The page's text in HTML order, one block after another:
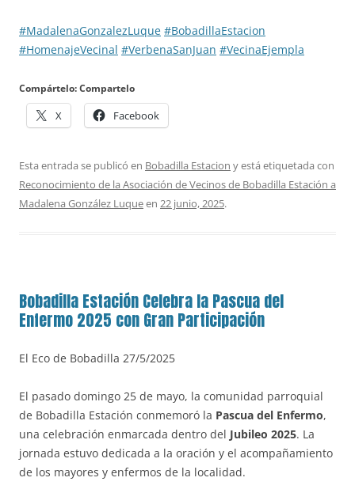
#MadalenaGonzalezLuque #BobadillaEstacion
#HomenajeVecinal #VerbenaSanJuan #VecinaEjempla
Compártelo: Compartelo
X Facebook
Esta entrada se publicó en Bobadilla Estacion y está etiquetada con
Reconocimiento de la Asociación de Vecinos de Bobadilla Estación a
Madalena González Luqueen 22 junio, 2025.
Bobadilla Estación Celebra la Pascua del
Enfermo 2025 con Gran Participación
El Eco de Bobadilla 27/5/2025
El pasado domingo 25 de mayo, la comunidad parroquial
de Bobadilla Estación conmemoró la Pascua del Enfermo,
una celebración enmarcada dentro del Jubileo 2025. La
jornada estuvo dedicada a la oración y el acompañamiento
de los mayores y enfermos de la localidad.